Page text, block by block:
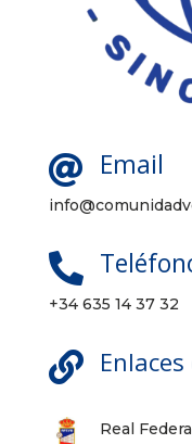
 Email

+34 635 14 37 32

Real